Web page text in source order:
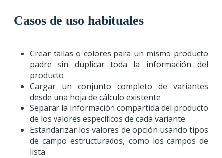
Casos de uso habituales
Crear tallas o colores para un mismo producto
padre sin duplicar toda la información del
producto
Cargar un conjunto completo de variantes
desde una hoja de cálculo existente
Separar la información compartida del producto
de los valores específicos de cada variante
Estandarizar los valores de opción usando tipos
de campo estructurados, como los campos de
lista